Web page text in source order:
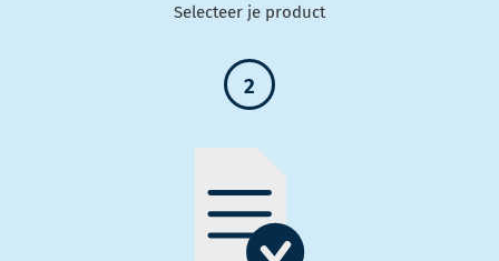
Selecteer je product
2